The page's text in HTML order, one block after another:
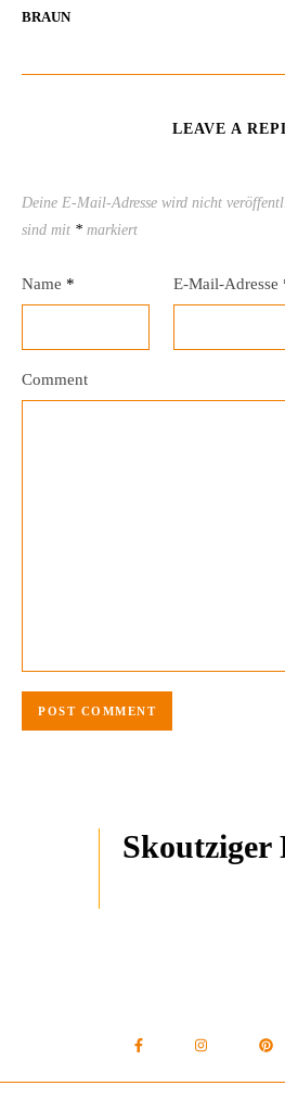
BRAUN
LEAVE A
Deine E-Mail-Adresse wird nicht
sind mit * markiert
Name * E-Mail-Adresse
Comment
Skoutziger